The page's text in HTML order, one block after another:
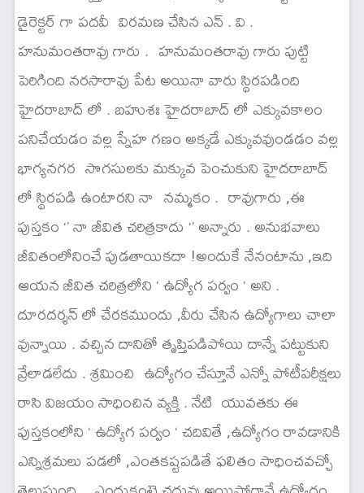
డైరెక్టర్ గా పదవీ విరమణ చేసిన ఎన్ . వి .
హనుమంతరావు గారు . హనుమంతరావు గారు పుట్టి
పెరిగింది నరసారావు పేట అయినా వారు స్థిరపడింది
హైదరాబాద్ లో . బహుశః హైదరాబాద్ లో ఎక్కువకాలం
పనిచేయడం వల్ల స్నేహ గణం అక్కడే ఎక్కువవుండడం వల్ల
భాగ్యనగర సొగసులకు మక్కువ పెంచుకుని హైదరాబాద్
లో స్థిరపడి ఉంటారని నా నమ్మకం . రావుగారు ,ఈ
పుస్తకం ‘’ నా జీవిత చరిత్రకాదు ‘’ అన్నారు . అనుభవాలు
జీవితంలోనించే పుడతాయికదా !అందుకే నేనంటాను ,ఇది
ఆయన జీవిత చరిత్రలోని ‘ ఉద్యోగ పర్వం ‘ అని .
దూరదర్శన్ లో చేరకముందు ,వీరు చేసిన ఉద్యోగాలు చాలా
వున్నాయి . వచ్చిన దానితో తృప్తిపడిపోయి దాన్నే పట్టుకుని
వ్రేలాడలేదు . శ్రమించి ఉద్యోగం చేస్తూనే ఎన్నో పోటీపరీక్షలు
రాసి విజయం సాధించిన వ్యక్తి . నేటి యువతకు ఈ
పుస్తకంలోని ‘ ఉద్యోగ పర్వం ‘ చదివితే ,ఉద్యోగం రావడానికి
ఎన్నిశ్రమలు పడలో ,ఎంతకష్టపడితే ఫలితం సాధించవచ్చో